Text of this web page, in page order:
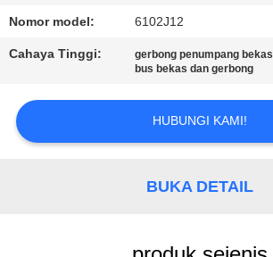
PERMINTAAN
PENAWARAN
SITEMAP
Nomor model: 6102J12
Cahaya Tinggi: gerbong penumpang bekas
bus bekas dan gerbong
HUBUNGI KAMI!
BUKA DETAIL